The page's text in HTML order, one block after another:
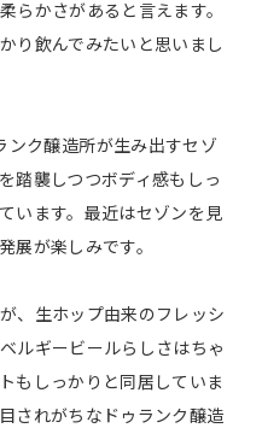
らかさがあると言えます。
り飲んでみたいと思いまし
ンク醸造所が生み出すセゾ
踏襲しつつボディ感もしっ
います。最近はセゾンを見
展が楽しみです。
、生ホップ由来のフレッシ
ルギービールらしさはちゃ
もしっかりと同居していま
されがちなドゥランク醸造